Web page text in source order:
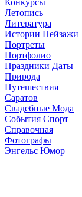
Конкурсы
Летопись
Литература
Истории Пейзажи
Портреты
Портфолио
Праздники Даты
Природа
Путешествия
Саратов
Свадебные Мода
События Спорт
Справочная
Фотографы
Энгельс Юмор